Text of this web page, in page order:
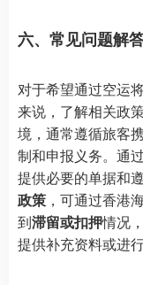
六、常见问题解
对于希望通过空运
来说，了解相关政
境，通常遵循旅客
制和申报义务。通过
提供必要的单据和
政策 ，可通过香港
到滞留或扣押情况
提供补充资料或进